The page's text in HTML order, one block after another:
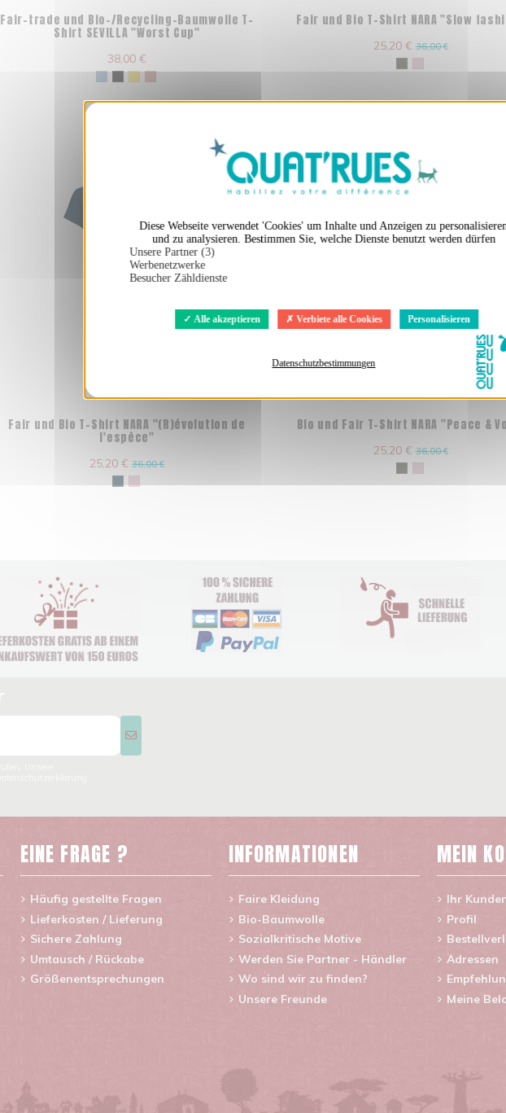
Diese Webseite verwendet 'Cookies' um Inhalte und Anzeigen zu
und zu analysieren. Bestimmen Sie, welche Dienste benutzt werden dürfen
Unsere Partner (3)
Werbenetzwerke
Besucher Zähldienste
Alle akzeptieren Verbiete alle Cookies Personalisieren
Datenschutzbestimmungen
Fair-trade und Bio-/Recycling-Baumwolle T-
Shirt SEVILLA "Worst Cup"
38,00 €
Fair und Bio T-Shirt NARA "Slow
25,20 €36,00 €
Fair und Bio T-Shirt NARA "(R)évolution de
l'espèce"
25,20 €36,00 €
Bio und Fair T-Shirt NARA "Peace &
25,20 €36,00 €
EINE FRAGE ?
Häufig gestellte Fragen
Lieferkosten / Lieferung
Sichere Zahlung
Umtausch / Rückabe
Größenentsprechungen
INFORMATIONEN
Faire Kleidung
Bio-Baumwolle
Sozialkritische Motive
Werden Sie Partner - Händler
Wo sind wir zu finden?
Unsere Freunde
MEIN
Ihr
Profil
Adressen
Meine